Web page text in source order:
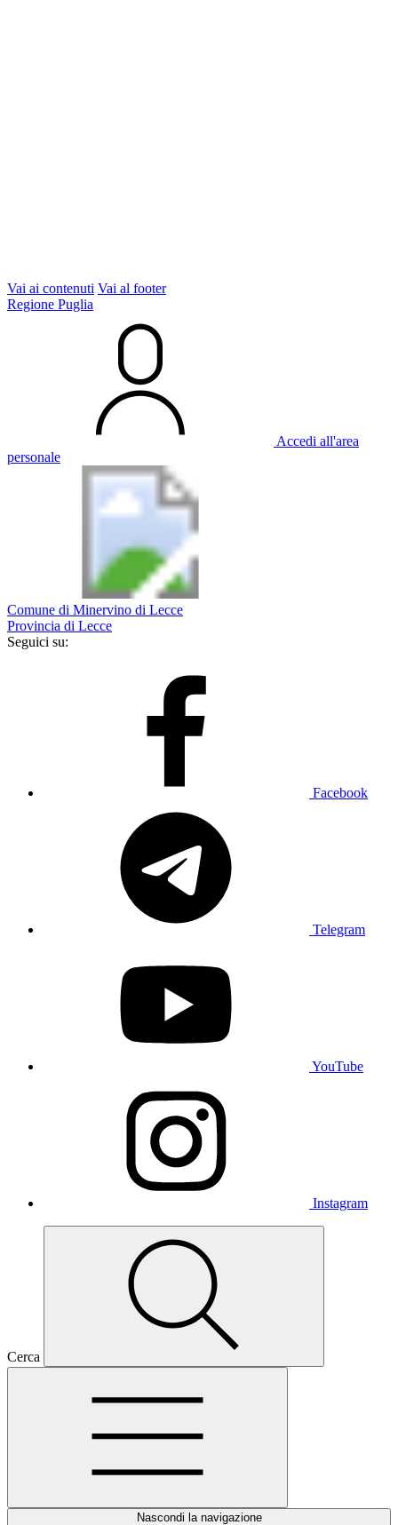
Vai ai contenuti Vai al footer
Regione Puglia
Accedi all'area
personale
Comune di Minervino di Lecce
Provincia di Lecce
Seguici su:
Facebook
Telegram
YouTube
Instagram
Cerca
Nascondi la navigazione